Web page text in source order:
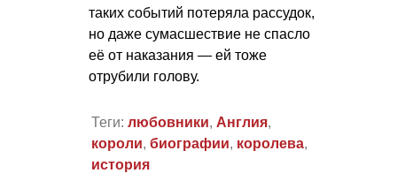
таких событий потеряла рассудок,
но даже сумасшествие не спасло
её от наказания — ей тоже
отрубили голову.
Теги: любовники, Англия,
короли, биографии, королева,
история